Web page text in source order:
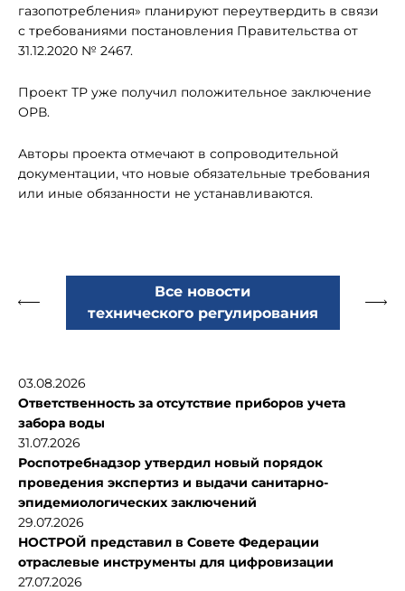
газопотребления» планируют переутвердить в связи
с требованиями постановления Правительства от
31.12.2020 № 2467.
Проект ТР уже получил положительное заключение
ОРВ.
Авторы проекта отмечают в сопроводительной
документации, что новые обязательные требования
или иные обязанности не устанавливаются.
Все новости
технического регулирования
03.08.2026
Ответственность за отсутствие приборов учета
забора воды
31.07.2026
Роспотребнадзор утвердил новый порядок
проведения экспертиз и выдачи санитарно-
эпидемиологических заключений
29.07.2026
НОСТРОЙ представил в Совете Федерации
отраслевые инструменты для цифровизации
27.07.2026